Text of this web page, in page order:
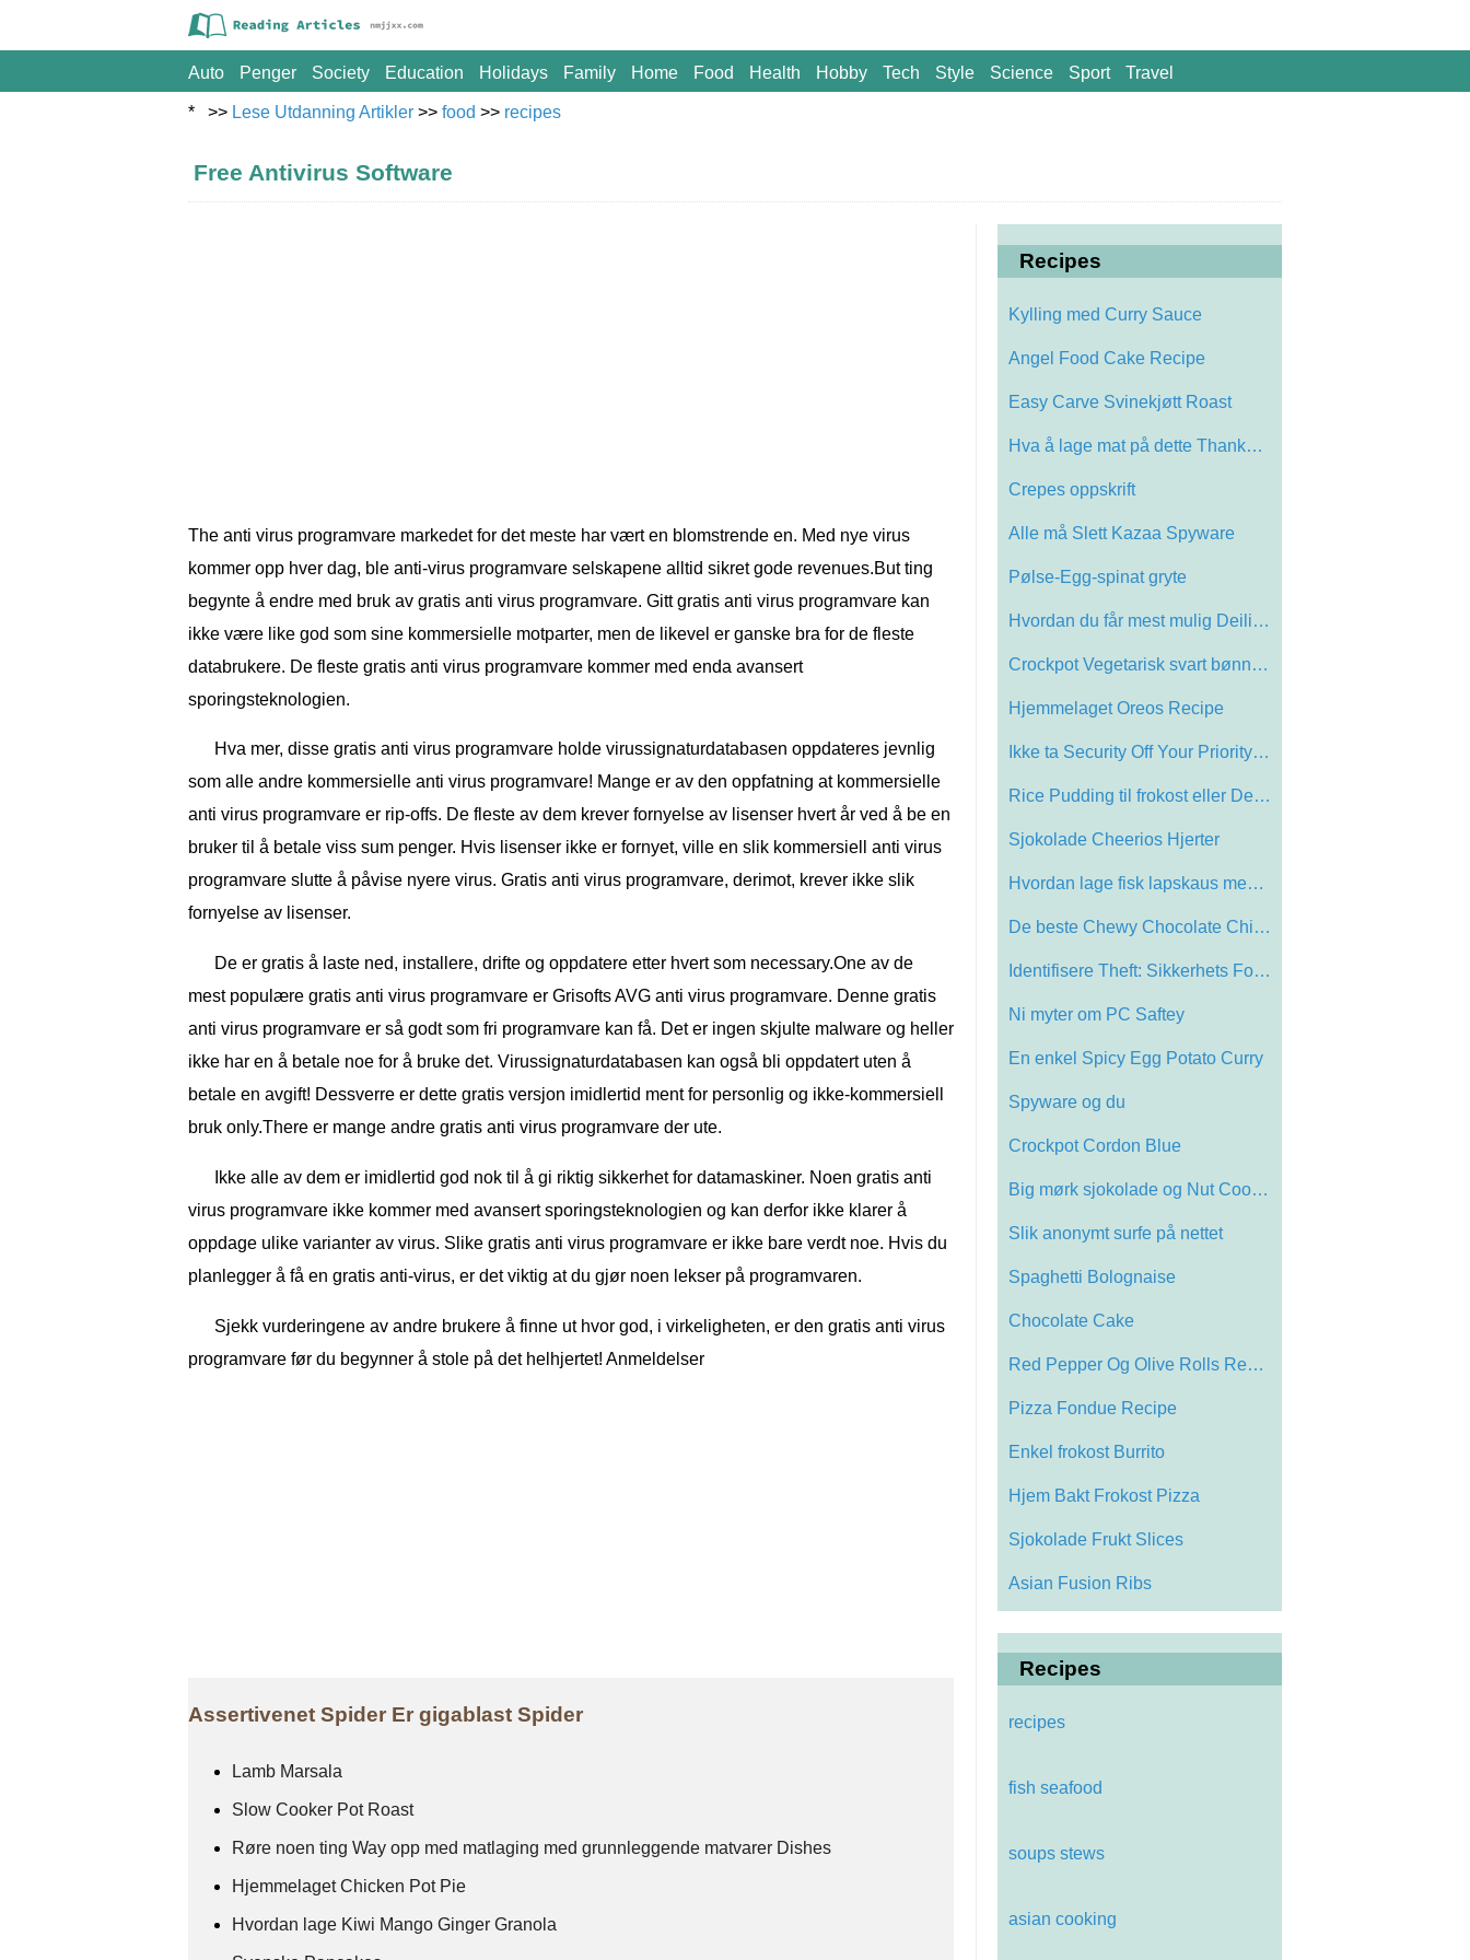
Auto Penger Society Education Holidays Family Home Food Health Hobby Tech Style Science Sport Travel
* >> Lese Utdanning Artikler >> food >> recipes
Free Antivirus Software
The anti virus programvare markedet for det meste har vært en blomstrende en. Med nye virus
kommer opp hver dag, ble anti-virus programvare selskapene alltid sikret gode revenues.But ting
begynte å endre med bruk av gratis anti virus programvare. Gitt gratis anti virus programvare kan
ikke være like god som sine kommersielle motparter, men de likevel er ganske bra for de fleste
databrukere. De fleste gratis anti virus programvare kommer med enda avansert
sporingsteknologien.
Hva mer, disse gratis anti virus programvare holde virussignaturdatabasen oppdateres jevnlig
som alle andre kommersielle anti virus programvare! Mange er av den oppfatning at kommersielle
anti virus programvare er rip-offs. De fleste av dem krever fornyelse av lisenser hvert år ved å be en
bruker til å betale viss sum penger. Hvis lisenser ikke er fornyet, ville en slik kommersiell anti virus
programvare slutte å påvise nyere virus. Gratis anti virus programvare, derimot, krever ikke slik
fornyelse av lisenser.
De er gratis å laste ned, installere, drifte og oppdatere etter hvert som necessary.One av de
mest populære gratis anti virus programvare er Grisofts AVG anti virus programvare. Denne gratis
anti virus programvare er så godt som fri programvare kan få. Det er ingen skjulte malware og heller
ikke har en å betale noe for å bruke det. Virussignaturdatabasen kan også bli oppdatert uten å
betale en avgift! Dessverre er dette gratis versjon imidlertid ment for personlig og ikke-kommersiell
bruk only.There er mange andre gratis anti virus programvare der ute.
Ikke alle av dem er imidlertid god nok til å gi riktig sikkerhet for datamaskiner. Noen gratis anti
virus programvare ikke kommer med avansert sporingsteknologien og kan derfor ikke klarer å
oppdage ulike varianter av virus. Slike gratis anti virus programvare er ikke bare verdt noe. Hvis du
planlegger å få en gratis anti-virus, er det viktig at du gjør noen lekser på programvaren.
Sjekk vurderingene av andre brukere å finne ut hvor god, i virkeligheten, er den gratis anti virus
programvare før du begynner å stole på det helhjertet! Anmeldelser
Assertivenet Spider Er gigablast Spider
Lamb Marsala
Slow Cooker Pot Roast
Røre noen ting Way opp med matlaging med grunnleggende matvarer Dishes
Hjemmelaget Chicken Pot Pie
Hvordan lage Kiwi Mango Ginger Granola
Recipes
Kylling med Curry Sauce
Angel Food Cake Recipe
Easy Carve Svinekjøtt Roast
Hva å lage mat på dette Thanksgiving
Crepes oppskrift
Alle må Slett Kazaa Spyware
Pølse-Egg-spinat gryte
Hvordan du får mest mulig Deilig Guacam…
Crockpot Vegetarisk svart bønne oppskri…
Hjemmelaget Oreos Recipe
Ikke ta Security Off Your Priority List
Rice Pudding til frokost eller Dessert
Sjokolade Cheerios Hjerter
Hvordan lage fisk lapskaus med Paprika
De beste Chewy Chocolate Chip Cookies Ev…
Identifisere Theft: Sikkerhets For en di…
Ni myter om PC Saftey
En enkel Spicy Egg Potato Curry
Spyware og du
Crockpot Cordon Blue
Big mørk sjokolade og Nut Cookies
Slik anonymt surfe på nettet
Spaghetti Bolognaise
Chocolate Cake
Red Pepper Og Olive Rolls Recipe
Pizza Fondue Recipe
Enkel frokost Burrito
Hjem Bakt Frokost Pizza
Sjokolade Frukt Slices
Asian Fusion Ribs
Recipes
recipes
fish seafood
soups stews
asian cooking